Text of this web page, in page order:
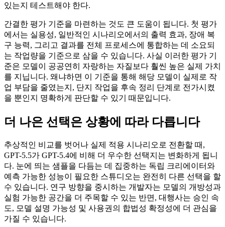
있는지 테스트해야 한다.
간결한 평가 기준을 마련하는 것도 큰 도움이 됩니다. 첫 평가
에서는 실용성, 일반적인 시나리오에서의 출력 효과, 장애 복
구 능력, 그리고 결과를 전체 프로세스에 통합하는 데 소요되
는 작업량을 기준으로 삼을 수 있습니다. 사실 이러한 평가 기
준은 모델이 공공연히 자랑하는 자질보다 훨씬 높은 실제 가치
를 지닙니다. 왜냐하면 이 기준을 통해 해당 모델이 실제로 작
업 부담을 줄였는지, 단지 작업을 후속 정리 단계로 전가시켰
을 뿐인지 명확하게 판단할 수 있기 때문입니다.
더 나은 선택은 상황에 따라 다릅니다
추상적인 비교를 벗어나 실제 적용 시나리오로 전환할 때,
GPT-5.5가 GPT-5.4에 비해 더 우수한 선택지는 변화하게 됩니
다. 눈에 띄는 샘플을 다듬는 데 집중하는 독립 크리에이터와
예측 가능한 성능이 필요한 스튜디오는 완전히 다른 선택을 할
수 있습니다. 연구 방향을 중시하는 개발자는 모델의 개방성과
실험 가능한 공간을 더 주목할 수 있는 반면, 대행사는 승인 속
도, 모델 설명 가능성 및 사용권의 합법성 확정성에 더 관심을
가질 수 있습니다.